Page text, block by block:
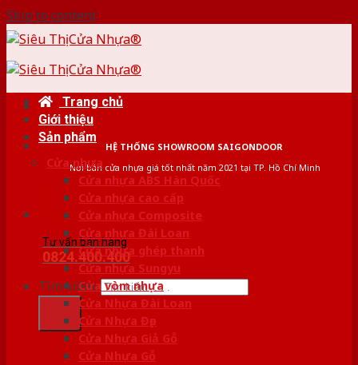
Skip to content
HỆ THỐNG SHOWROOM SAIGONDOOR
Nơi bán cửa nhựa giá tốt nhất năm 2021 tại TP. Hồ Chí Minh
Tư vấn bán hàng
0824.400.400
Tìm kiếm:
Trang chủ
Giới thiệu
Sản phẩm
Cửa nhựa
Cửa nhựa ABS Hàn Quốc
Cửa nhựa cao cấp
Cửa nhựa Composite
Cửa nhựa Đài Loan
Cửa nhựa ghép thanh
Cửa nhựa Sungyu
Cửa vòm nhựa
Cửa Nhựa Đài Loan
Cửa Nhựa Đẹp
Cửa Nhựa Giả Gỗ
Cửa Nhựa Gỗ